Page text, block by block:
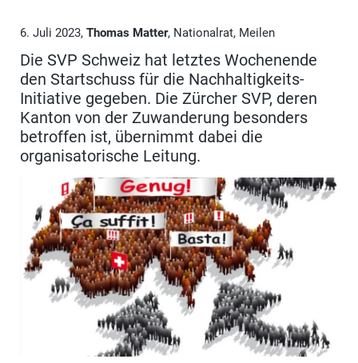
6. Juli 2023, Thomas Matter, Nationalrat, Meilen
Die SVP Schweiz hat letztes Wochenende
den Startschuss für die Nachhaltigkeits-
Initiative gegeben. Die Zürcher SVP, deren
Kanton von der Zuwanderung besonders
betroffen ist, übernimmt dabei die
organisatorische Leitung.